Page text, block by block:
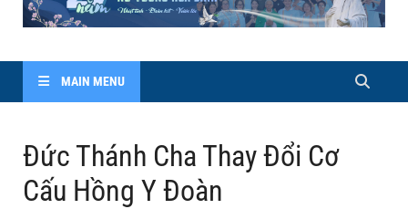
MAIN MENU
Đức Thánh Cha Thay Đổi Cơ
Cấu Hồng Y Đoàn